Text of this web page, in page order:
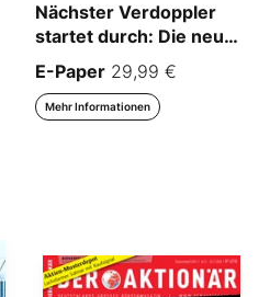
Nächster Verdoppler
startet durch: Die neue
Biofrontera
E-Paper 29,99 €
Mehr Informationen